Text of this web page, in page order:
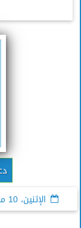
الإثنين، 10 مارس 2025